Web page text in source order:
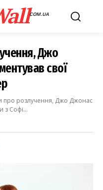
COM.UA
Джо
свої
про розлучення, Джо Джонас
з Софі...